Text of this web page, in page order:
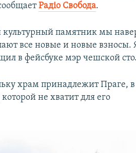
Радіо Свобода.
памятник мы
все новые и новые взносы.
в фейсбуке мэр чешской
храм принадлежит Праге, в
не хватит для его